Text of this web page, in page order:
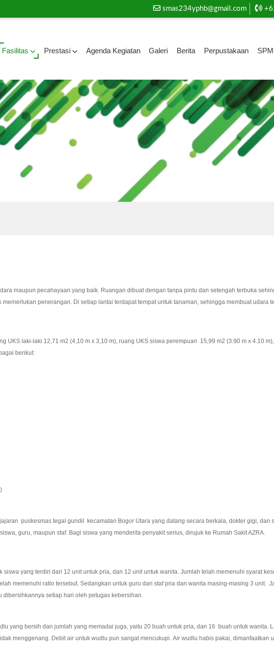
smas234yphb@gmail.com
Fasilitas Prestasi Agenda Kegiatan Galeri Berita Perpustakaan
maupun pecahayaan yang baik. Ruangan dibuat dengan tanpa pintu dan setengah terbuka
penerangan. Di setiap lantai terdapat tempat untuk tanaman, sehingga membuat udara
UKS laki-laki 12,71 m2 (4,10 m x 3,10 m), ruang UKS siswa perempuan 15,99 m2 (3.90 m x 4.10
berikut:
puskesmas tegal gundil kecamatan Bogor Utara yang datang secara berkala, dokter gigi, dan
guru, maupun staf. Bagi siswa yang menderita penyakit serius, dirujuk ke Rumah Sakit AZRA.
yang terdiri dari 12 unit untuk pria, dan 12 unit untuk wanita. Jumlah telah memenuhi syarat
memenuhi ratio tersebut. Sedangkan untuk guru dan staf pria dan wanita masing-masing 3 unit.
setiap hari oleh petugas kebersihan.
yang bersih dan jumlah yang memadai juga, yaitu 20 buah untuk pria, dan 16 buah untuk wanita.
menggenang. Debit air untuk wudlu pun sangat mencukupi. Air wudlu habis pakai, dimanfaatkan